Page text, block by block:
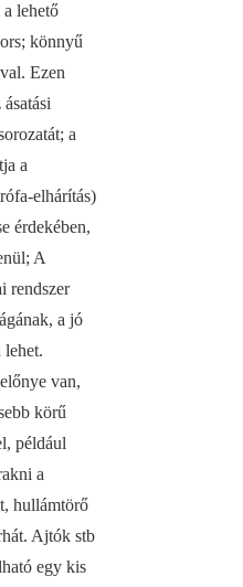
a lehető
könnyű
Ezen
a
a
elhárítás)
érdekében,
A
rendszer
a jó
lehet.
van,
körű
például
a
hullámtörő
Ajtók stb
egy kis